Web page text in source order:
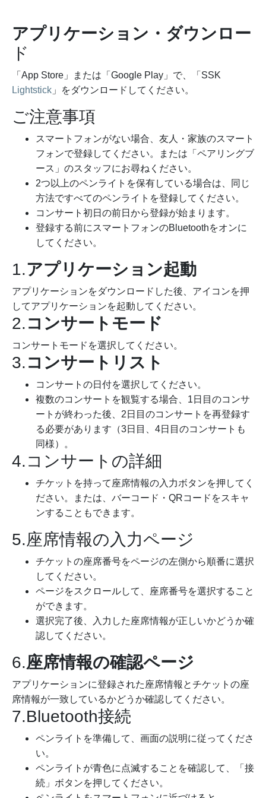
アプリケーション・ダウンロー
ド
「App Store」または「Google Play」で、「SSK
Lightstick 」をダウンロードしてください。
ご注意事項
スマートフォンがない場合、友人・家族のスマート
フォンで登録してください。または「ペアリングブ
ース」のスタッフにお尋ねください。
2つ以上のペンライトを保有している場合は、同じ
方法ですべてのペンライトを登録してください。
コンサート初日の前日から登録が始まります。
登録する前にスマートフォンのBluetoothをオンに
してください。
1.アプリケーション起動
アプリケーションをダウンロードした後、アイコンを押
してアプリケーションを起動してください。
2.コンサートモード
コンサートモードを選択してください。
3.コンサートリスト
コンサートの日付を選択してください。
複数のコンサートを観覧する場合、1日目のコンサ
ートが終わった後、2日目のコンサートを再登録す
る必要があります（3日目、4日目のコンサートも
同様）。
4.コンサートの詳細
チケットを持って座席情報の入力ボタンを押してく
ださい。または、バーコード・QRコードをスキャ
ンすることもできます。
5.座席情報の入力ページ
チケットの座席番号をページの左側から順番に選択
してください。
ページをスクロールして、座席番号を選択すること
ができます。
選択完了後、入力した座席情報が正しいかどうか確
認してください。
6.座席情報の確認ページ
アプリケーションに登録された座席情報とチケットの座
席情報が一致しているかどうか確認してください。
7.Bluetooth接続
ペンライトを準備して、画面の説明に従ってくださ
い。
ペンライトが青色に点滅することを確認して、「接
続」ボタンを押してください。